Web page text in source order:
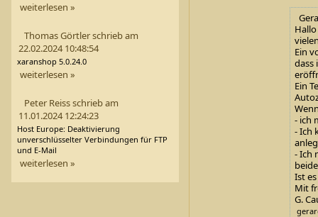
weiterlesen »
Thomas Görtler schrieb am
22.02.2024 10:48:54
xaranshop 5.0.24.0
weiterlesen »
Peter Reiss schrieb am
11.01.2024 12:24:23
Host Europe: Deaktivierung
unverschlüsselter Verbindungen für FTP
und E-Mail
weiterlesen »
Ein von meinen
dass
Ein
- ich
- Ich
- Ich
Ist
Mit
G.